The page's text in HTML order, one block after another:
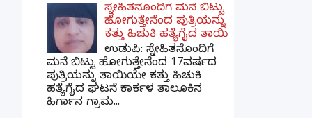
ಸ್ನೇಹಿತನೊಂದಿಗೆ ಮನೆ ಬಿಟ್ಟು
ಹೋಗುತ್ತೇನೆಂದ ಪುತ್ರಿಯನ್ನು
ಕತ್ತು ಹಿಚುಕಿ ಹತ್ಯೆಗೈದ ತಾಯಿ
ಉಡುಪಿ: ಸ್ನೇಹಿತನೊಂದಿಗೆ
ಮನೆ ಬಿಟ್ಟು ಹೋಗುತ್ತೇನೆಂದ 17ವರ್ಷದ
ಪುತ್ರಿಯನ್ನು ತಾಯಿಯೇ ಕತ್ತು ಹಿಚುಕಿ
ಹತ್ಯೆಗೈದ ಘಟನೆ ಕಾರ್ಕಳ ತಾಲೂಕಿನ
ಹಿರ್ಗಾನ ಗ್ರಾಮ...